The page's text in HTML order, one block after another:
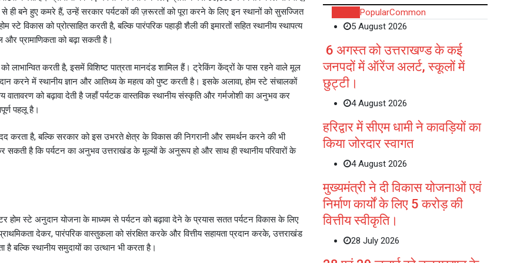
बने हुए कमरे हैं, उन्हें सरकार पर्यटकों की ज़रूरतों को पूरा करने के लिए इन स्थानों को सुसज्जित
विकास को प्रोत्साहित करती है, बल्कि पारंपरिक पहाड़ी शैली की इमारतों सहित स्थानीय स्थापत्य
और प्रामाणिकता को बढ़ा सकती है।
लाभान्वित करती है, इसमें विशिष्ट पात्रता मानदंड शामिल हैं। ट्रेकिंग केंद्रों के पास रहने वाले मूल
करने में स्थानीय ज्ञान और आतिथ्य के महत्व को पुष्ट करती है। इसके अलावा, होम स्टे संचालकों
को बढ़ावा देती है जहाँ पर्यटक वास्तविक स्थानीय संस्कृति और गर्मजोशी का अनुभव कर
पहलू है।
करता है, बल्कि सरकार को इस उभरते क्षेत्र के विकास की निगरानी और समर्थन करने की भी
है कि पर्यटन का अनुभव उत्तराखंड के मूल्यों के अनुरूप हो और साथ ही स्थानीय परिवारों के
स्टे अनुदान योजना के माध्यम से पर्यटन को बढ़ावा देने के प्रयास सतत पर्यटन विकास के लिए
देकर, पारंपरिक वास्तुकला को संरक्षित करके और वित्तीय सहायता प्रदान करके, उत्तराखंड
बल्कि स्थानीय समुदायों का उत्थान भी करता है।
PopularCommon
5 August 2026
6 अगस्त को उत्तराखण्ड के कई
जनपदों में ऑरेंज अलर्ट, स्कूलों में
छुट्टी।
4 August 2026
हरिद्वार में सीएम धामी ने कावड़ियों का
किया जोरदार स्वागत
4 August 2026
मुख्यमंत्री ने दी विकास योजनाओं एवं
निर्माण कार्यों के लिए 5 करोड़ की
वित्तीय स्वीकृति।
28 July 2026